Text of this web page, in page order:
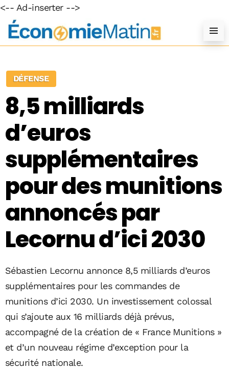
<-- Ad-inserter -->
DÉFENSE
8,5 milliards
d’euros
supplémentaires
pour des munitions
annoncés par
Lecornu d’ici 2030
Sébastien Lecornu annonce 8,5 milliards d’euros
supplémentaires pour les commandes de
munitions d’ici 2030. Un investissement colossal
qui s’ajoute aux 16 milliards déjà prévus,
accompagné de la création de « France Munitions »
et d’un nouveau régime d’exception pour la
sécurité nationale.